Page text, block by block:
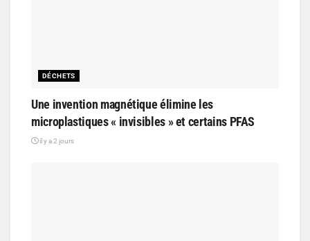
DÉCHETS
Une invention magnétique élimine les
microplastiques « invisibles » et certains PFAS
il y a 2 jours